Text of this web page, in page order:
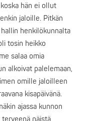
hän ei ollut
jaloille. Pitkän
henkilökunnalta
tosin heikko
salaa omia
alkoivat palelemaan,
omille jaloilleen
kisapäivänä.
ajassa kunnon